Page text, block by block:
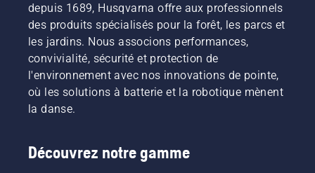
depuis 1689, Husqvarna offre aux professionnels
des produits spécialisés pour la forêt, les parcs et
les jardins. Nous associons performances,
convivialité, sécurité et protection de
l'environnement avec nos innovations de pointe,
où les solutions à batterie et la robotique mènent
la danse.
Découvrez notre gamme